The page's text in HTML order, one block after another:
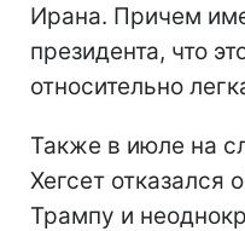
Ирана. Причем
президента, что
относительно
Также в июле на
Хегсет отказался
Трампу и